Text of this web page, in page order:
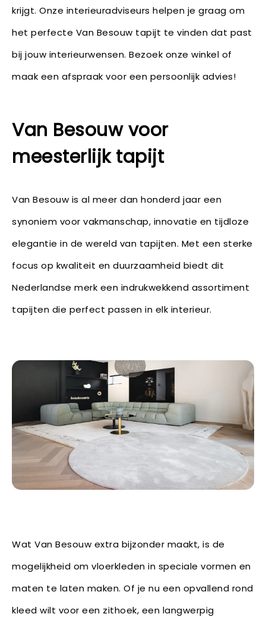
krijgt. Onze interieuradviseurs helpen je graag om
het perfecte Van Besouw tapijt te vinden dat past
bij jouw interieurwensen. Bezoek onze winkel of
maak een afspraak voor een persoonlijk advies!
Van Besouw voor
meesterlijk tapijt
Van Besouw is al meer dan honderd jaar een
synoniem voor vakmanschap, innovatie en tijdloze
elegantie in de wereld van tapijten. Met een sterke
focus op kwaliteit en duurzaamheid biedt dit
Nederlandse merk een indrukwekkend assortiment
tapijten die perfect passen in elk interieur.
Wat Van Besouw extra bijzonder maakt, is de
mogelijkheid om vloerkleden in speciale vormen en
maten te laten maken. Of je nu een opvallend rond
kleed wilt voor een zithoek, een langwerpig